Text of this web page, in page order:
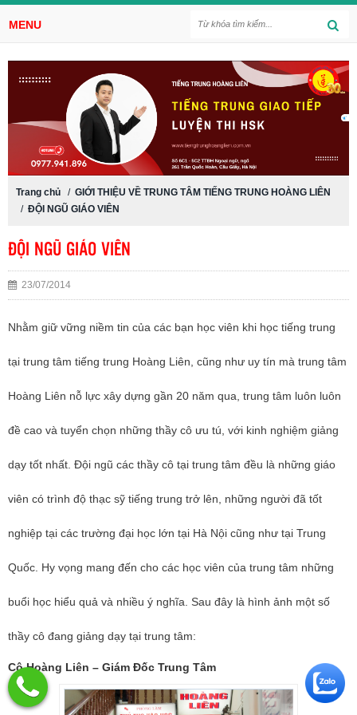
Trang chủ / GIỚI THIỆU VỀ TRUNG TÂM TIẾNG TRUNG HOÀNG LIÊN
/ ĐỘI NGŨ GIÁO VIÊN
ĐỘI NGŨ GIÁO VIÊN
23/07/2014
Nhằm giữ vững niềm tin của các bạn học viên khi học tiếng trung
tại trung tâm tiếng trung Hoàng Liên, cũng như uy tín mà trung tâm
Hoàng Liên nỗ lực xây dựng gần 20 năm qua, trung tâm luôn luôn
đề cao và tuyển chọn những thầy cô ưu tú, với kinh nghiệm giảng
dạy tốt nhất. Đội ngũ các thầy cô tại trung tâm đều là những giáo
viên có trình độ thạc sỹ tiếng trung trở lên, những người đã tốt
nghiệp tại các trường đại học lớn tại Hà Nội cũng như tại Trung
Quốc. Hy vọng mang đến cho các học viên của trung tâm những
buổi học hiểu quả và nhiều ý nghĩa. Sau đây là hình ảnh một số
thầy cô đang giảng dạy tại trung tâm:
Cô Hoàng Liên – Giám Đốc Trung Tâm